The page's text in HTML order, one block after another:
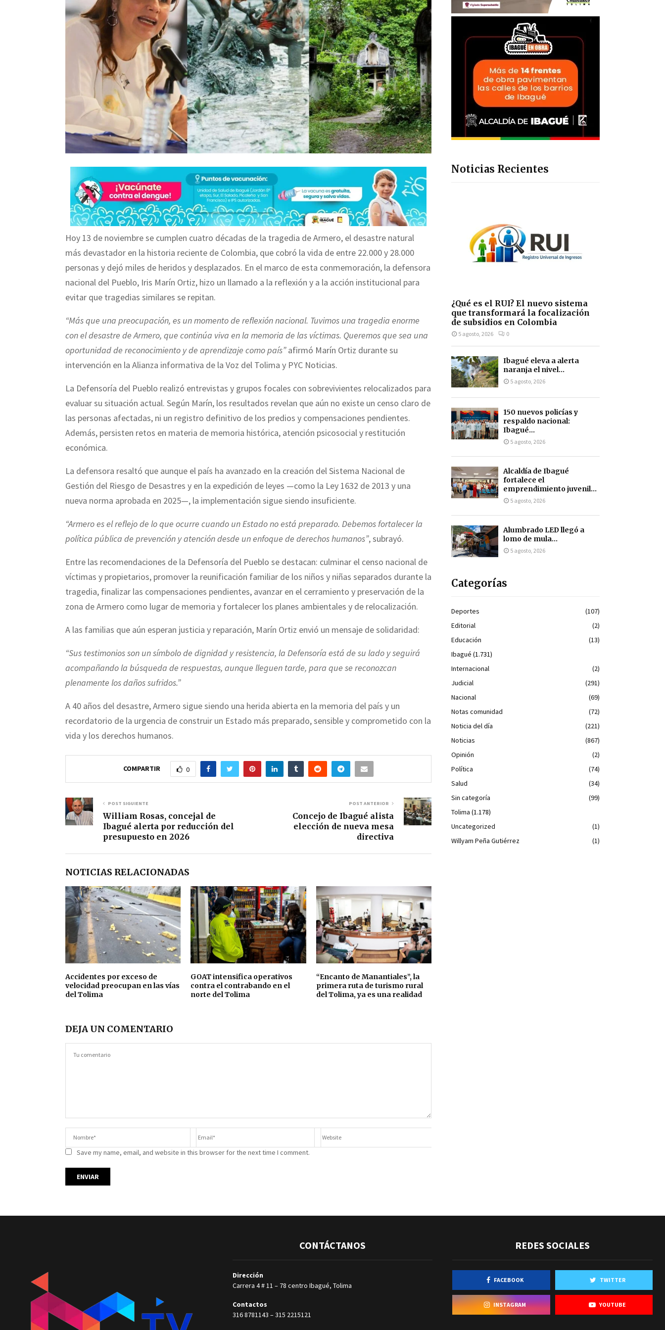
Hoy 13 de noviembre se cumplen cuatro décadas de la tragedia de Armero, el desastre natural
más devastador en la historia reciente de Colombia, que cobró la vida de entre 22.000 y 28.000
personas y dejó miles de heridos y desplazados. En el marco de esta conmemoración, la defensora
nacional del Pueblo, Iris Marín Ortiz, hizo un llamado a la reflexión y a la acción institucional para
evitar que tragedias similares se repitan.
“Más que una preocupación, es un momento de reflexión nacional. Tuvimos una tragedia enorme
con el desastre de Armero, que continúa viva en la memoria de las víctimas. Queremos que sea una
oportunidad de reconocimiento y de aprendizaje como país”afirmó Marín Ortiz durante su
intervención en la Alianza informativa de la Voz del Tolima y PYC Noticias.
La Defensoría del Pueblo realizó entrevistas y grupos focales con sobrevivientes relocalizados para
evaluar su situación actual. Según Marín, los resultados revelan que aún no existe un censo claro de
las personas afectadas, ni un registro definitivo de los predios y compensaciones pendientes.
Además, persisten retos en materia de memoria histórica, atención psicosocial y restitución
económica.
La defensora resaltó que aunque el país ha avanzado en la creación del Sistema Nacional de
Gestión del Riesgo de Desastres y en la expedición de leyes —como la Ley 1632 de 2013 y una
nueva norma aprobada en 2025—, la implementación sigue siendo insuficiente.
“Armero es el reflejo de lo que ocurre cuando un Estado no está preparado. Debemos fortalecer la
política pública de prevención y atención desde un enfoque de derechos humanos”, subrayó.
Entre las recomendaciones de la Defensoría del Pueblo se destacan: culminar el censo nacional de
víctimas y propietarios, promover la reunificación familiar de los niños y niñas separados durante la
tragedia, finalizar las compensaciones pendientes, avanzar en el cerramiento y preservación de la
zona de Armero como lugar de memoria y fortalecer los planes ambientales y de relocalización.
A las familias que aún esperan justicia y reparación, Marín Ortiz envió un mensaje de solidaridad:
“Sus testimonios son un símbolo de dignidad y resistencia, la Defensoría está de su lado y seguirá
acompañando la búsqueda de respuestas, aunque lleguen tarde, para que se reconozcan
plenamente los daños sufridos.”
A 40 años del desastre, Armero sigue siendo una herida abierta en la memoria del país y un
recordatorio de la urgencia de construir un Estado más preparado, sensible y comprometido con la
vida y los derechos humanos.
COMPARTIR 0
POST SIGUIENTE
William Rosas, concejal de
Ibagué alerta por reducción del
presupuesto en 2026
POST ANTERIOR
Concejo de Ibagué alista
elección de nueva mesa
directiva
NOTICIAS RELACIONADAS
Accidentes por exceso de
velocidad preocupan en las vías
del Tolima
GOAT intensifica operativos
contra el contrabando en el
norte del Tolima
“Encanto de Manantiales”, la
primera ruta de turismo rural
del Tolima, ya es una realidad
DEJA UN COMENTARIO
Save my name, email, and website in this browser for the next time I comment.
Noticias Recientes
¿Qué es el RUI? El nuevo sistema
que transformará la focalización
de subsidios en Colombia
5 agosto, 2026 0
Ibagué eleva a alerta
naranja el nivel...
5 agosto, 2026
150 nuevos policías y
respaldo nacional:
Ibagué...
5 agosto, 2026
Alcaldía de Ibagué
fortalece el
emprendimiento juvenil...
5 agosto, 2026
Alumbrado LED llegó a
lomo de mula...
5 agosto, 2026
Categorías
Deportes
(107)
Editorial
(2)
Educación
(13)
Ibagué (1.731)
Internacional
(2)
Judicial
(291)
Nacional
(69)
Notas comunidad
(72)
Noticia del día
(221)
Noticias
(867)
Opinión
(2)
Política
(74)
Salud
(34)
Sin categoría
(99)
Tolima (1.178)
Uncategorized
(1)
Willyam Peña Gutiérrez
(1)
CONTÁCTANOS
Dirección
Carrera 4 # 11 – 78 centro Ibagué, Tolima
Contactos
316 8781143 –315 2215121
REDES SOCIALES
FACEBOOK TWITTER
INSTAGRAM YOUTUBE